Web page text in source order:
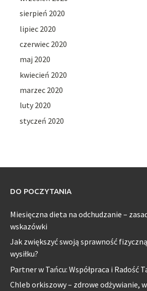
sierpień 2020
lipiec 2020
czerwiec 2020
maj 2020
kwiecień 2020
marzec 2020
luty 2020
styczeń 2020
DO POCZYTANIA
Miesięczna dieta na odchudzanie –
wskazówki
Jak zwiększyć swoją sprawność
wysiłku?
Partner w Tańcu: Współpraca i Radość
Chleb orkiszowy – zdrowe odżywianie,